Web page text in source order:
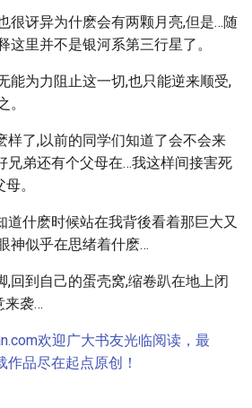
很讶异为什麽会有两颗月亮,但是…随
这里并不是银河系第三行星了。
能为力阻止这一切,也只能逆来顺受,
。
样了,以前的同学们知道了会不会来
兄弟还有个父母在…我这样间接害死
。
道什麽时候站在我背後看着那巨大又
神似乎在思绪着什麽…
,回到自己的蛋壳窝,缩卷趴在地上闭
来袭…
欢迎广大书友光临阅读，最
品尽在起点原创！